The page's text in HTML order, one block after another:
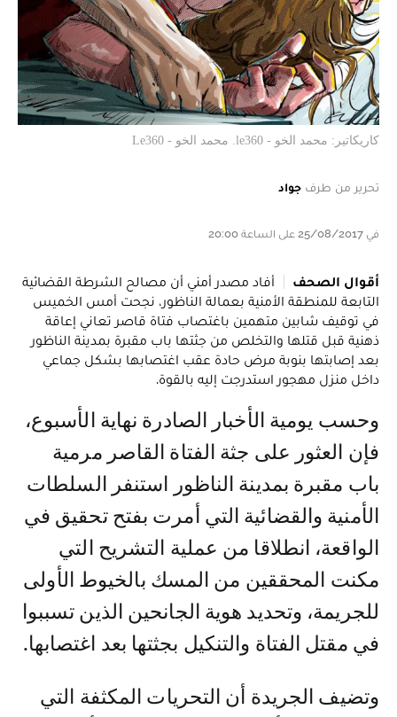
كاريكاتير: محمد الخو - le360. محمد الخو - Le360
تحرير من طرف جواد
في 25/08/2017 على الساعة 20:00
أقوال الصحف
أفاد مصدر أمني أن مصالح الشرطة القضائية
التابعة للمنطقة الأمنية بعمالة الناظور، نجحت أمس الخميس
في توقيف شابين متهمين باغتصاب فتاة قاصر تعاني إعاقة
ذهنية قبل قتلها والتخلص من جثتها باب مقبرة بمدينة الناظور
بعد إصابتها بنوبة مرض حادة عقب اغتصابها بشكل جماعي
داخل منزل مهجور استدرجت إليه بالقوة.
وحسب يومية الأخبار الصادرة نهاية الأسبوع،
فإن العثور على جثة الفتاة القاصر مرمية
باب مقبرة بمدينة الناظور استنفر السلطات
الأمنية والقضائية التي أمرت بفتح تحقيق في
الواقعة، انطلاقا من عملية التشريح التي
مكنت المحققين من المسك بالخيوط الأولى
للجريمة، وتحديد هوية الجانحين الذين تسببوا
في مقتل الفتاة والتنكيل بجثتها بعد اغتصابها.
وتضيف الجريدة أن التحريات المكثفة التي